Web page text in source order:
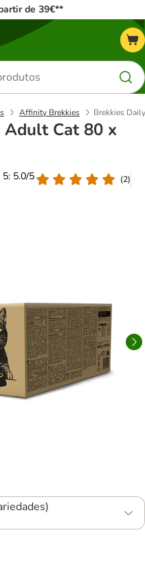
de 39€**
Affinity Brekkies Brekkies
Adult Cat 80 x
5.0/5
(2)